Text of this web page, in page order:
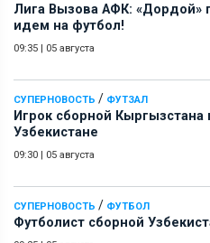
Лига Вызова АФК: «Дордой»
идем на футбол!
09:35 | 05 августа
СУПЕРНОВОСТЬ / ФУТЗАЛ
Игрок сборной Кыргызстана
Узбекистане
09:30 | 05 августа
СУПЕРНОВОСТЬ / ФУТБОЛ
Футболист сборной